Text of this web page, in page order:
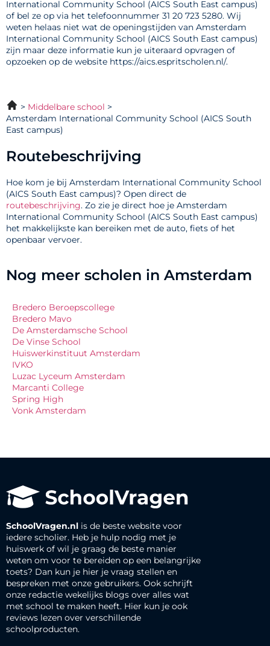
International Community School (AICS South East campus)
of bel ze op via het telefoonnummer 31 20 723 5280. Wij
weten helaas niet wat de openingstijden van Amsterdam
International Community School (AICS South East campus)
zijn maar deze informatie kun je uiteraard opvragen of
opzoeken op de website https://aics.espritscholen.nl/.
Middelbare school
Amsterdam International Community School (AICS South
East campus)
Routebeschrijving
Hoe kom je bij Amsterdam International Community School
(AICS South East campus)? Open direct de
routebeschrijving. Zo zie je direct hoe je Amsterdam
International Community School (AICS South East campus)
het makkelijkste kan bereiken met de auto, fiets of het
openbaar vervoer.
Nog meer scholen in Amsterdam
Bredero Beroepscollege
Bredero Mavo
De Amsterdamsche School
De Vinse School
Huiswerkinstituut Amsterdam
IVKO
Luzac Lyceum Amsterdam
Marcanti College
Spring High
Vonk Amsterdam
SchoolVragen.nl is de beste website voor
iedere scholier. Heb je hulp nodig met je
huiswerk of wil je graag de beste manier
weten om voor te bereiden op een belangrijke
toets? Dan kun je hier je vraag stellen en
bespreken met onze gebruikers. Ook schrijft
onze redactie wekelijks blogs over alles wat
met school te maken heeft. Hier kun je ook
reviews lezen over verschillende
schoolproducten.